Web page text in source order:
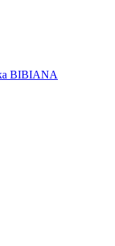
BIBIANA